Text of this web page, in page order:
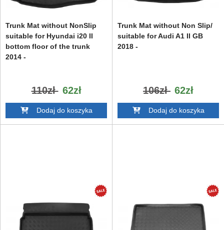
Trunk Mat without NonSlip
suitable for Hyundai i20 II
bottom floor of the trunk
2014 -
110zł 62zł
Dodaj do koszyka
Trunk Mat without Non Slip/
suitable for Audi A1 II GB
2018 -
106zł 62zł
Dodaj do koszyka